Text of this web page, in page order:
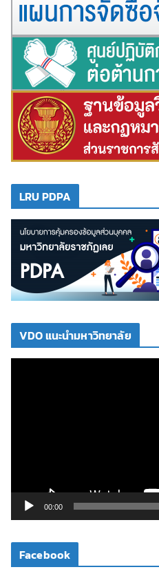
LRU PDPA
VDO แนะนำมหาวิทยาลัย
ดี
โ
00:00
Facebook